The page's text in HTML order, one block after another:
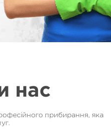
нас
прибирання, яка